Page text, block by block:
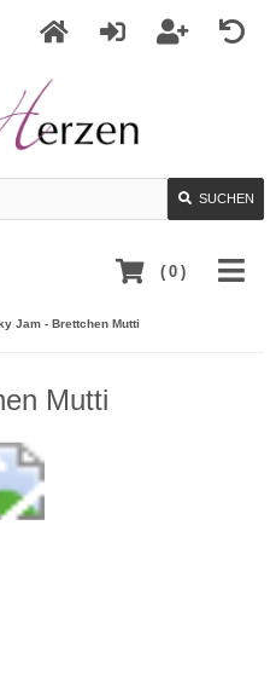
SUCHEN
( 0 )
Jam - Brettchen Mutti
Mutti